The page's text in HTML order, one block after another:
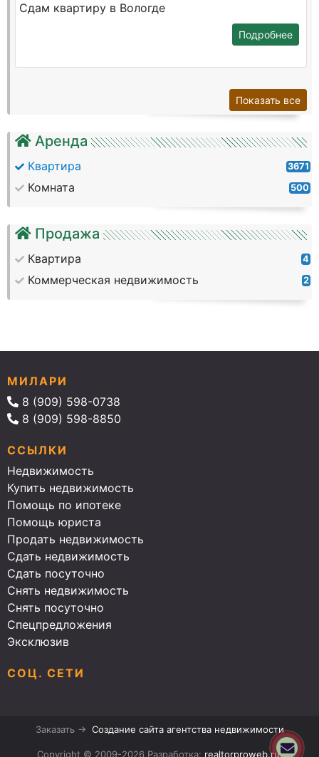
Аренда
Квартира 3671
Комната 500
Продажа
Квартира 4
Коммерческая недвижимость 2
Сдам квартиру в Вологде
Подробнее
Показать все
МИЛАРИ
8 (909) 598-0738
8 (909) 598-8850
ССЫЛКИ
Недвижимость
Купить недвижимость
Помощь по ипотеке
Помощь юриста
Продать недвижимость
Сдать недвижимость
Сдать посуточно
Снять недвижимость
Снять посуточно
Спецпредложения
Эксклюзив
СОЦ. СЕТИ
Заказать → Создание сайта агентства недвижимости
Copyright © 2009-2026 Разработка: realtorproweb.ru.